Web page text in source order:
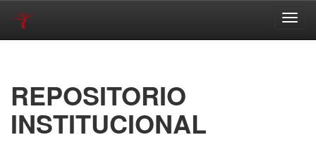
REPOSITORIO
INSTITUCIONAL